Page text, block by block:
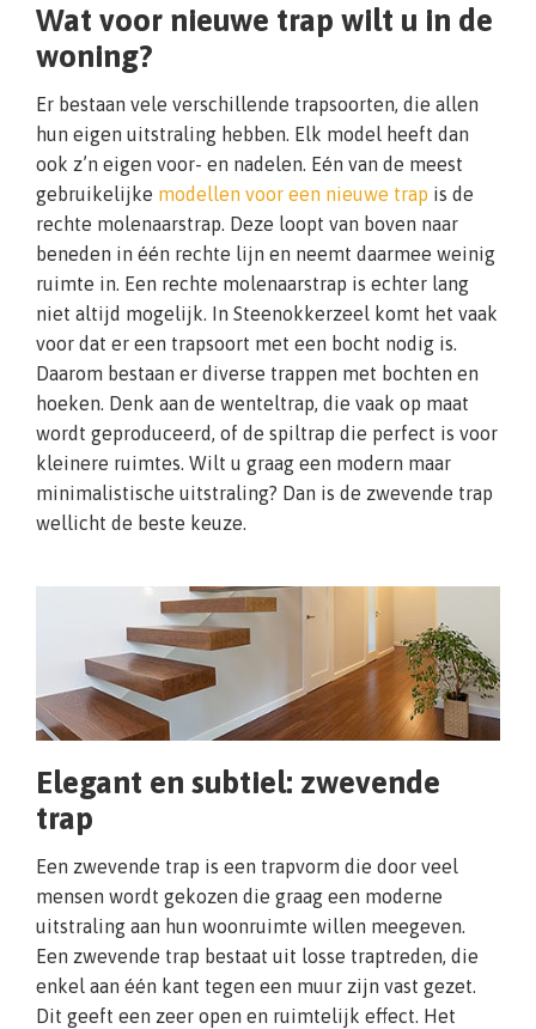
Wat voor nieuwe trap wilt u in de
woning?
Er bestaan vele verschillende trapsoorten, die allen
hun eigen uitstraling hebben. Elk model heeft dan
ook z’n eigen voor- en nadelen. Eén van de meest
gebruikelijke modellen voor een nieuwe trap is de
rechte molenaarstrap. Deze loopt van boven naar
beneden in één rechte lijn en neemt daarmee weinig
ruimte in. Een rechte molenaarstrap is echter lang
niet altijd mogelijk. In Steenokkerzeel komt het vaak
voor dat er een trapsoort met een bocht nodig is.
Daarom bestaan er diverse trappen met bochten en
hoeken. Denk aan de wenteltrap, die vaak op maat
wordt geproduceerd, of de spiltrap die perfect is voor
kleinere ruimtes. Wilt u graag een modern maar
minimalistische uitstraling? Dan is de zwevende trap
wellicht de beste keuze.
Elegant en subtiel: zwevende
trap
Een zwevende trap is een trapvorm die door veel
mensen wordt gekozen die graag een moderne
uitstraling aan hun woonruimte willen meegeven.
Een zwevende trap bestaat uit losse traptreden, die
enkel aan één kant tegen een muur zijn vast gezet.
Dit geeft een zeer open en ruimtelijk effect. Het